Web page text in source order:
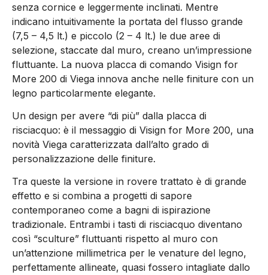
senza cornice e leggermente inclinati. Mentre
indicano intuitivamente la portata del flusso grande
(7,5 – 4,5 lt.) e piccolo (2 – 4 lt.) le due aree di
selezione, staccate dal muro, creano un’impressione
fluttuante. La nuova placca di comando Visign for
More 200 di Viega innova anche nelle finiture con un
legno particolarmente elegante.
Un design per avere “di più” dalla placca di
risciacquo: è il messaggio di Visign for More 200, una
novità Viega caratterizzata dall’alto grado di
personalizzazione delle finiture.
Tra queste la versione in rovere trattato è di grande
effetto e si combina a progetti di sapore
contemporaneo come a bagni di ispirazione
tradizionale. Entrambi i tasti di risciacquo diventano
così “sculture” fluttuanti rispetto al muro con
un’attenzione millimetrica per le venature del legno,
perfettamente allineate, quasi fossero intagliate dallo